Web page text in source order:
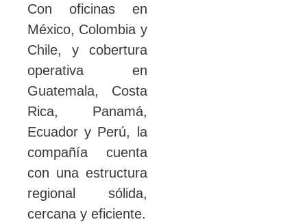
Con oficinas en
México, Colombia y
Chile, y cobertura
operativa en
Guatemala, Costa
Rica, Panamá,
Ecuador y Perú, la
compañía cuenta
con una estructura
regional sólida,
cercana y eficiente.